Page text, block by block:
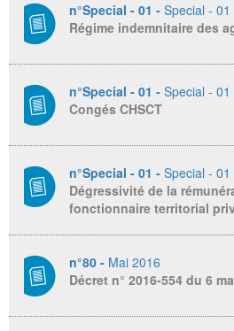
n°Special - 01 - Special - 01
Régime indemnitaire des
n°Special - 01 - Special - 01
Congés CHSCT
n°Special - 01 - Special - 01
Dégressivité de la
fonctionnaire territorial
n°80 - Mai 2016
Décret n° 2016-554 du 6